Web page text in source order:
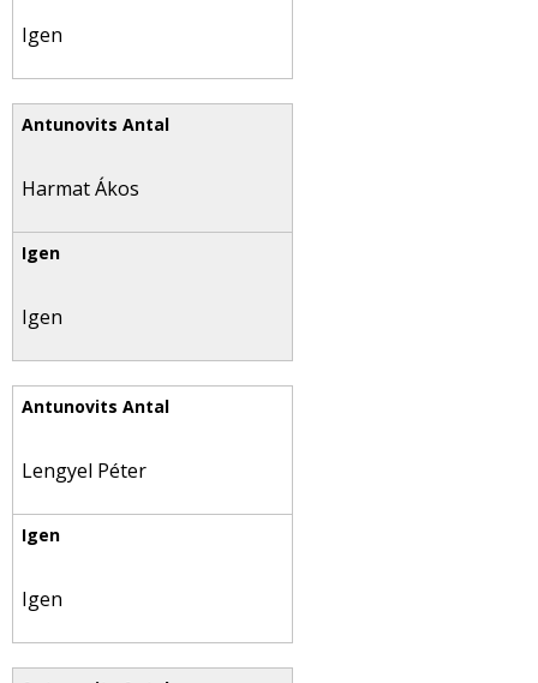
Igen
Harmat Ákos
Igen
Lengyel Péter
Igen